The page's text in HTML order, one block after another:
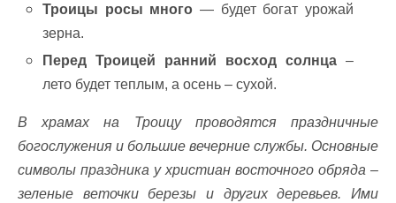
Троицы росы много — будет богат урожай
зерна.
Перед Троицей ранний восход солнца –
лето будет теплым, а осень – сухой.
В храмах на Троицу проводятся праздничные
богослужения и большие вечерние службы. Основные
символы праздника у христиан восточного обряда –
зеленые веточки березы и других деревьев. Ими